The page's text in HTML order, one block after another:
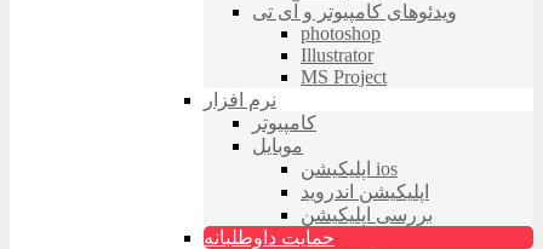
ویدئوهای کامپیوتر و آی تی
photoshop
Illustrator
MS Project
نرم افزار
کامپیوتر
موبایل
اپلیکیشن ios
اپلیکیشن اندروید
بررسی اپلیکیشن
حمایت داوطلبانه